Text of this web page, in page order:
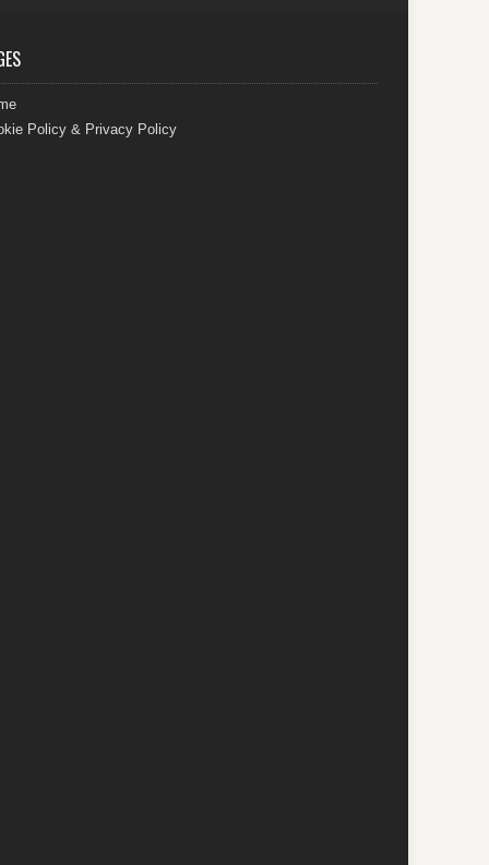
Policy & Privacy Policy